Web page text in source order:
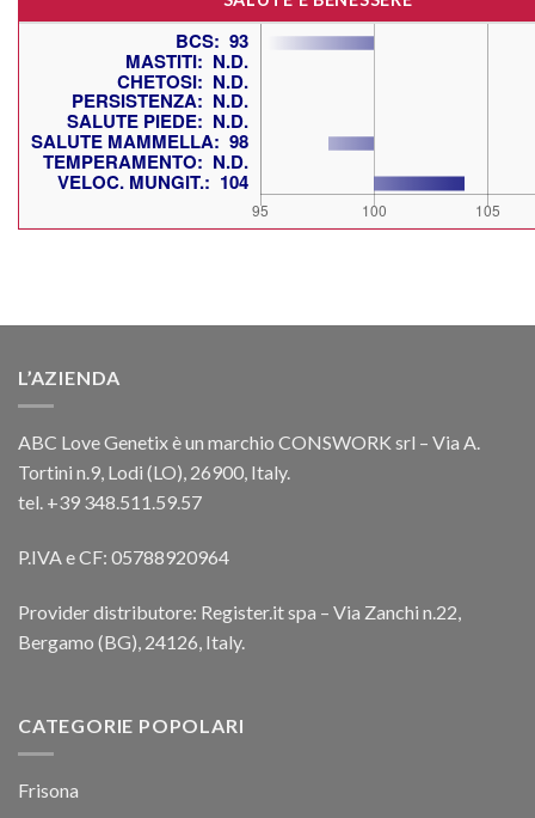
L’AZIENDA
ABC Love Genetix è un marchio CONSWORK srl – Via A.
Tortini n.9, Lodi (LO), 26900, Italy.
tel. +39 348.511.59.57
P.IVA e CF: 05788920964
Provider distributore: Register.it spa – Via Zanchi n.22,
Bergamo (BG), 24126, Italy.
CATEGORIE POPOLARI
Frisona